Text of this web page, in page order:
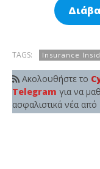
Insurance
TAGS: Insurance
Ακολουθήστε το
Telegram για να
ασφαλιστικά νέα από